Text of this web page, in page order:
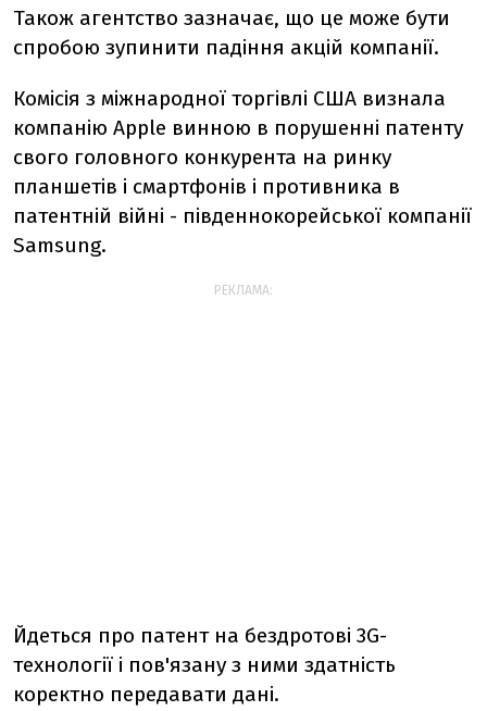
Також агентство зазначає, що це може бути
спробою зупинити падіння акцій компанії.
Комісія з міжнародної торгівлі США визнала
компанію Apple винною в порушенні патенту
свого головного конкурента на ринку
планшетів і смартфонів і противника в
патентній війні - південнокорейської компанії
Samsung.
РЕКЛАМА:
Йдеться про патент на бездротові 3G-
технології і пов'язану з ними здатність
коректно передавати дані.